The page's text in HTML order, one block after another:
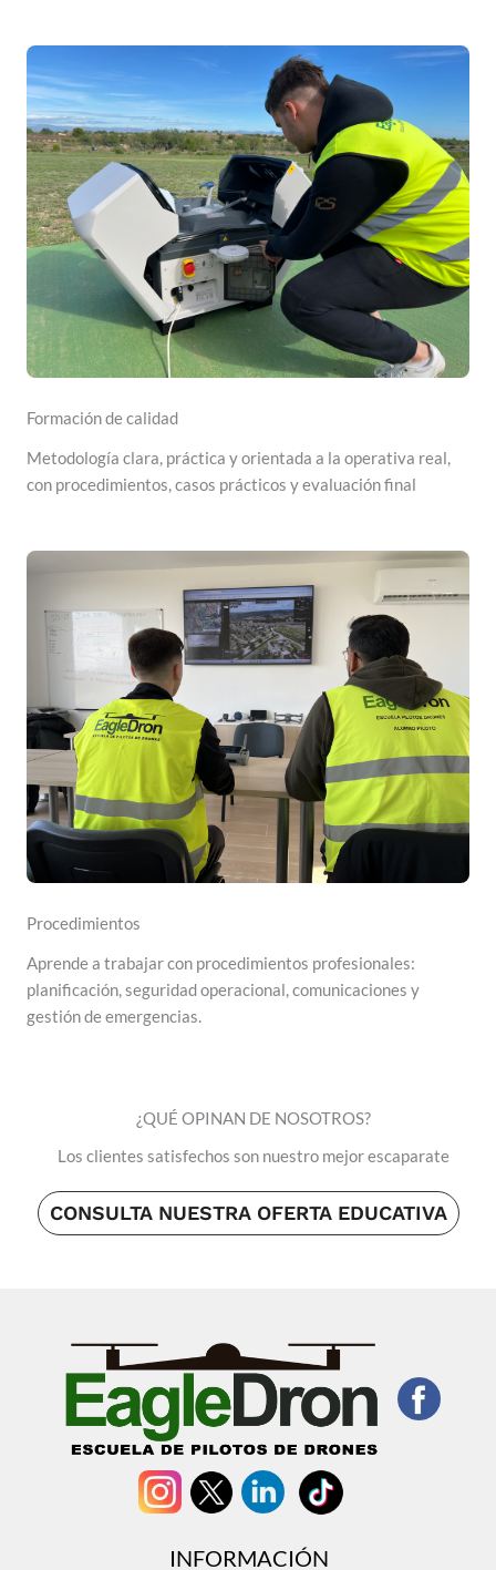
Formación de calidad
Metodología clara, práctica y orientada a la operativa real,
con procedimientos, casos prácticos y evaluación final
Procedimientos
Aprende a trabajar con procedimientos profesionales:
planificación, seguridad operacional, comunicaciones y
gestión de emergencias.
¿QUÉ OPINAN DE NOSOTROS?
Los clientes satisfechos son nuestro mejor escaparate
CONSULTA NUESTRA OFERTA EDUCATIVA
INFORMACIÓN